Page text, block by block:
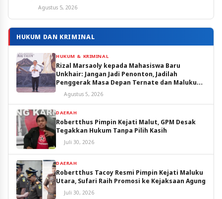
Agustus 5, 2026
HUKUM DAN KRIMINAL
HUKUM & KRIMINAL
Rizal Marsaoly kepada Mahasiswa Baru
Unkhair: Jangan Jadi Penonton, Jadilah
Penggerak Masa Depan Ternate dan Maluku
Utara
Agustus 5, 2026
DAERAH
Robertthus Pimpin Kejati Malut, GPM Desak
Tegakkan Hukum Tanpa Pilih Kasih
Juli 30, 2026
DAERAH
Robertthus Tacoy Resmi Pimpin Kejati Maluku
Utara, Sufari Raih Promosi ke Kejaksaan Agung
Juli 30, 2026